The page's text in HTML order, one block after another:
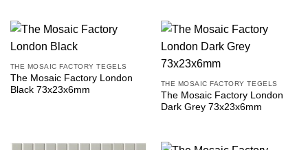
THE MOSAIC FACTORY TEGELS
The Mosaic Factory London
Black 73x23x6mm
THE MOSAIC FACTORY TEGELS
The Mosaic Factory London
Dark Grey 73x23x6mm